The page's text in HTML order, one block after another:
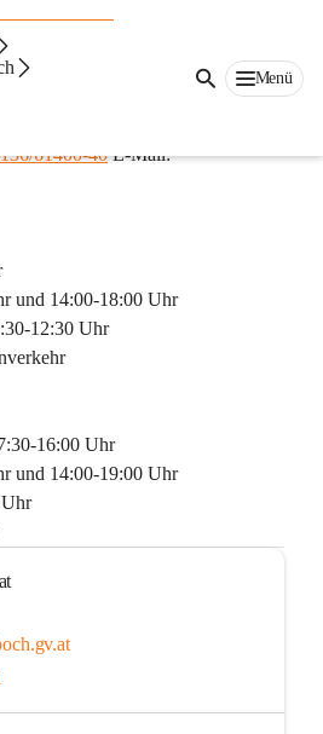
Menü
61400-40 E-Mail:
und 14:00-18:00 Uhr
12:30 Uhr
16:00 Uhr
und 14:00-19:00 Uhr